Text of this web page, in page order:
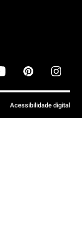
Acessibilidade digital